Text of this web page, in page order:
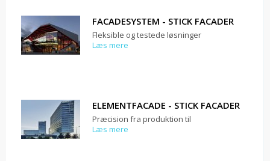
FACADESYSTEM - STICK FACADER
Fleksible og testede løsninger
Læs mere
ELEMENTFACADE - STICK FACADER
Præcision fra produktion til
Læs mere